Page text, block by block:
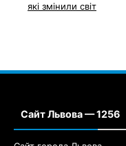
які змінили світ
Сайт Львова — 1256